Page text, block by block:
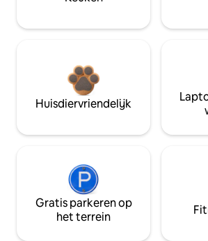
Huisdiervriendelijk
Gratis parkeren op
het terrein